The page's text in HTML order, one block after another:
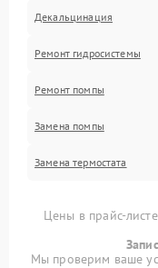
Декальцинация
Ремонт гидросистемы
Ремонт помпы
Замена помпы
Замена термостата
Цены в прайс-
Мы проверим ваше